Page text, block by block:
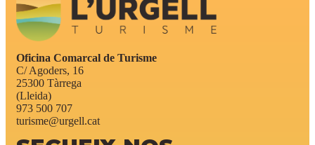
Oficina Comarcal de Turisme
C/ Agoders, 16
25300 Tàrrega
(Lleida)
973 500 707
turisme@urgell.cat